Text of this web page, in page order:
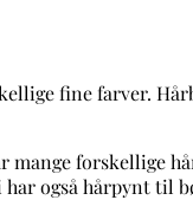
fine farver.
forskellige
har også hårpynt til